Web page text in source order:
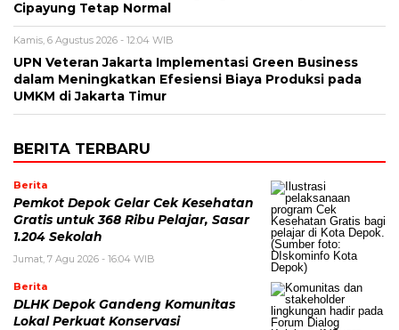
Cipayung Tetap Normal
Kamis, 6 Agustus 2026 - 12:04 WIB
UPN Veteran Jakarta Implementasi Green Business
dalam Meningkatkan Efesiensi Biaya Produksi pada
UMKM di Jakarta Timur
BERITA TERBARU
Berita
Pemkot Depok Gelar Cek Kesehatan
Gratis untuk 368 Ribu Pelajar, Sasar
1.204 Sekolah
Jumat, 7 Agu 2026 - 16:04 WIB
Berita
DLHK Depok Gandeng Komunitas
Lokal Perkuat Konservasi